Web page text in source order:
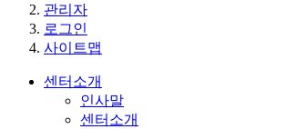
관리자
로그인
사이트맵
센터소개
인사말
센터소개